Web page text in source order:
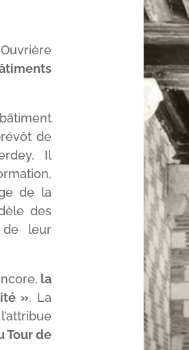
de
Il
de la
des
de leur
la
». La
Tour de